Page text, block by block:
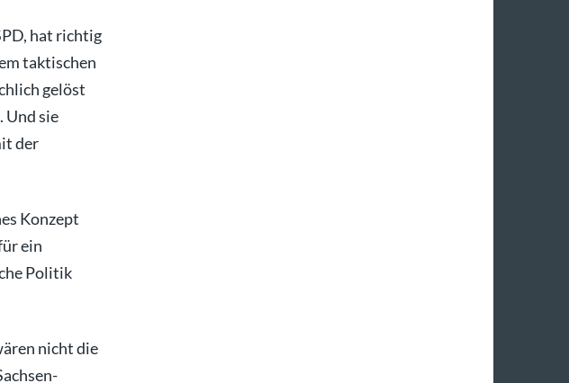
hat richtig
taktischen
gelöst
Und sie
der
Konzept
ein
Politik
nicht die